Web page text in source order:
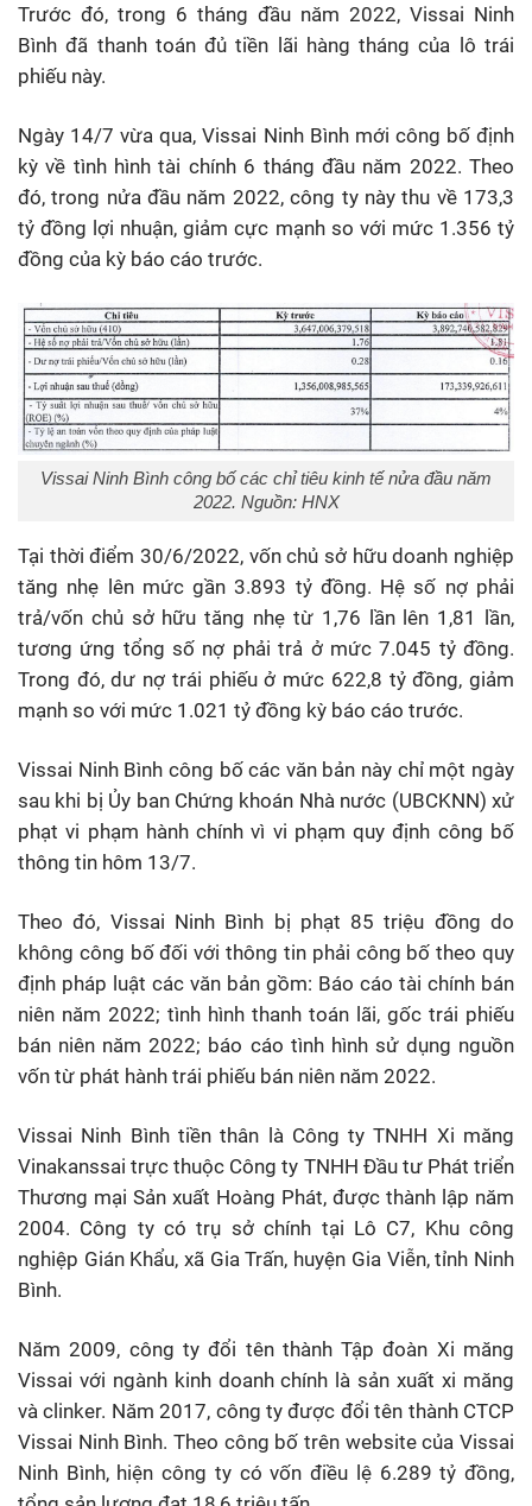
Trước đó, trong 6 tháng đầu năm 2022, Vissai Ninh
Bình đã thanh toán đủ tiền lãi hàng tháng của lô trái
phiếu này.
Ngày 14/7 vừa qua, Vissai Ninh Bình mới công bố định
kỳ về tình hình tài chính 6 tháng đầu năm 2022. Theo
đó, trong nửa đầu năm 2022, công ty này thu về 173,3
tỷ đồng lợi nhuận, giảm cực mạnh so với mức 1.356 tỷ
đồng của kỳ báo cáo trước.
Vissai Ninh Bình công bố các chỉ tiêu kinh tế nửa đầu năm
2022. Nguồn: HNX
Tại thời điểm 30/6/2022, vốn chủ sở hữu doanh nghiệp
tăng nhẹ lên mức gần 3.893 tỷ đồng. Hệ số nợ phải
trả/vốn chủ sở hữu tăng nhẹ từ 1,76 lần lên 1,81 lần,
tương ứng tổng số nợ phải trả ở mức 7.045 tỷ đồng.
Trong đó, dư nợ trái phiếu ở mức 622,8 tỷ đồng, giảm
mạnh so với mức 1.021 tỷ đồng kỳ báo cáo trước.
Vissai Ninh Bình công bố các văn bản này chỉ một ngày
sau khi bị Ủy ban Chứng khoán Nhà nước (UBCKNN) xử
phạt vi phạm hành chính vì vi phạm quy định công bố
thông tin hôm 13/7.
Theo đó, Vissai Ninh Bình bị phạt 85 triệu đồng do
không công bố đối với thông tin phải công bố theo quy
định pháp luật các văn bản gồm: Báo cáo tài chính bán
niên năm 2022; tình hình thanh toán lãi, gốc trái phiếu
bán niên năm 2022; báo cáo tình hình sử dụng nguồn
vốn từ phát hành trái phiếu bán niên năm 2022.
Vissai Ninh Bình tiền thân là Công ty TNHH Xi măng
Vinakanssai trực thuộc Công ty TNHH Đầu tư Phát triển
Thương mại Sản xuất Hoàng Phát, được thành lập năm
2004. Công ty có trụ sở chính tại Lô C7, Khu công
nghiệp Gián Khẩu, xã Gia Trấn, huyện Gia Viễn, tỉnh Ninh
Bình.
Năm 2009, công ty đổi tên thành Tập đoàn Xi măng
Vissai với ngành kinh doanh chính là sản xuất xi măng
và clinker. Năm 2017, công ty được đổi tên thành CTCP
Vissai Ninh Bình. Theo công bố trên website của Vissai
Ninh Bình, hiện công ty có vốn điều lệ 6.289 tỷ đồng,